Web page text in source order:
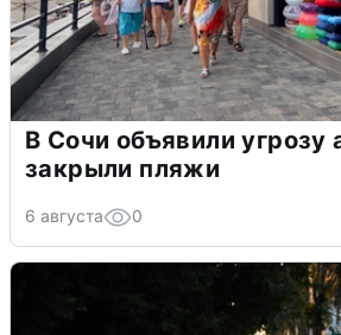
В Сочи объявили угрозу
закрыли пляжи
6 августа 0